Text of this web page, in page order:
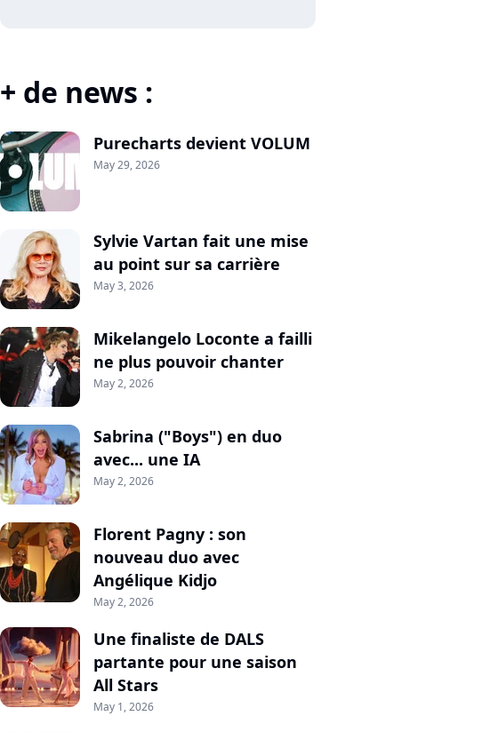
+ de news :
Purecharts devient VOLUM
May 29, 2026
Sylvie Vartan fait une mise
au point sur sa carrière
May 3, 2026
Mikelangelo Loconte a failli
ne plus pouvoir chanter
May 2, 2026
Sabrina ("Boys") en duo
avec... une IA
May 2, 2026
Florent Pagny : son
nouveau duo avec
Angélique Kidjo
May 2, 2026
Une finaliste de DALS
partante pour une saison
All Stars
May 1, 2026